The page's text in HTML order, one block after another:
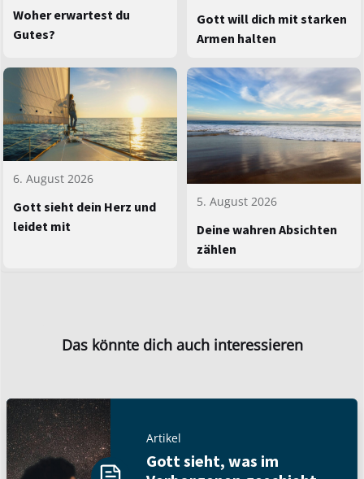
Woher erwartest du
Gutes?
Gott will dich mit starken
Armen halten
6. August 2026
Gott sieht dein Herz und
leidet mit
5. August 2026
Deine wahren Absichten
zählen
Das könnte dich auch interessieren
Artikel
Gott sieht, was im